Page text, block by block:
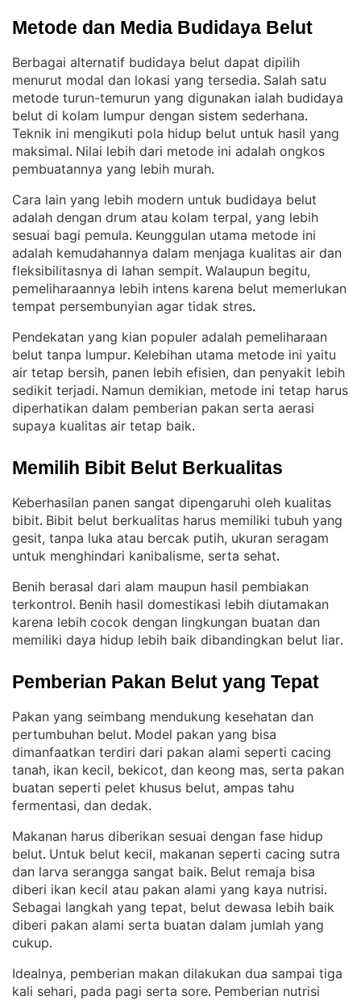
Metode dan Media Budidaya Belut
Berbagai alternatif budidaya belut dapat dipilih
menurut modal dan lokasi yang tersedia. Salah satu
metode turun-temurun yang digunakan ialah budidaya
belut di kolam lumpur dengan sistem sederhana
Teknik ini mengikuti pola hidup belut untuk hasil yang
maksimal. Nilai lebih dari metode ini adalah ongkos
pembuatannya yang lebih murah.
Cara lain yang lebih modern untuk budidaya belut
adalah dengan drum atau kolam terpal, yang lebih
sesuai bagi pemula. Keunggulan utama metode ini
adalah kemudahannya dalam menjaga kualitas air dan
fleksibilitasnya di lahan sempit. Walaupun begitu,
pemeliharaannya lebih intens karena belut memerlukan
tempat persembunyian agar tidak stres.
Pendekatan yang kian populer adalah pemeliharaan
belut tanpa lumpur. Kelebihan utama metode ini yaitu
air tetap bersih, panen lebih efisien, dan penyakit lebih
sedikit terjadi. Namun demikian, metode ini tetap harus
diperhatikan dalam pemberian pakan serta aerasi
supaya kualitas air tetap baik.
Memilih Bibit Belut Berkualitas
Keberhasilan panen sangat dipengaruhi oleh kualitas
bibit. Bibit belut berkualitas harus memiliki tubuh yang
gesit, tanpa luka atau bercak putih, ukuran seragam
untuk menghindari kanibalisme, serta sehat.
Benih berasal dari alam maupun hasil pembiakan
terkontrol. Benih hasil domestikasi lebih diutamakan
karena lebih cocok dengan lingkungan buatan dan
memiliki daya hidup lebih baik dibandingkan belut liar.
Pemberian Pakan Belut yang Tepat
Pakan yang seimbang mendukung kesehatan dan
pertumbuhan belut. Model pakan yang bisa
dimanfaatkan terdiri dari pakan alami seperti cacing
tanah, ikan kecil, bekicot, dan keong mas, serta pakan
buatan seperti pelet khusus belut, ampas tahu
fermentasi, dan dedak.
Makanan harus diberikan sesuai dengan fase hidup
belut. Untuk belut kecil, makanan seperti cacing sutra
dan larva serangga sangat baik. Belut remaja bisa
diberi ikan kecil atau pakan alami yang kaya nutrisi
Sebagai langkah yang tepat, belut dewasa lebih baik
diberi pakan alami serta buatan dalam jumlah yang
cukup.
Idealnya, pemberian makan dilakukan dua sampai tiga
kali sehari, pada pagi serta sore. Pemberian nutrisi